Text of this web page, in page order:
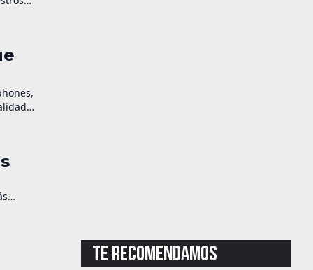
[…]
TE RECOMENDAMOS